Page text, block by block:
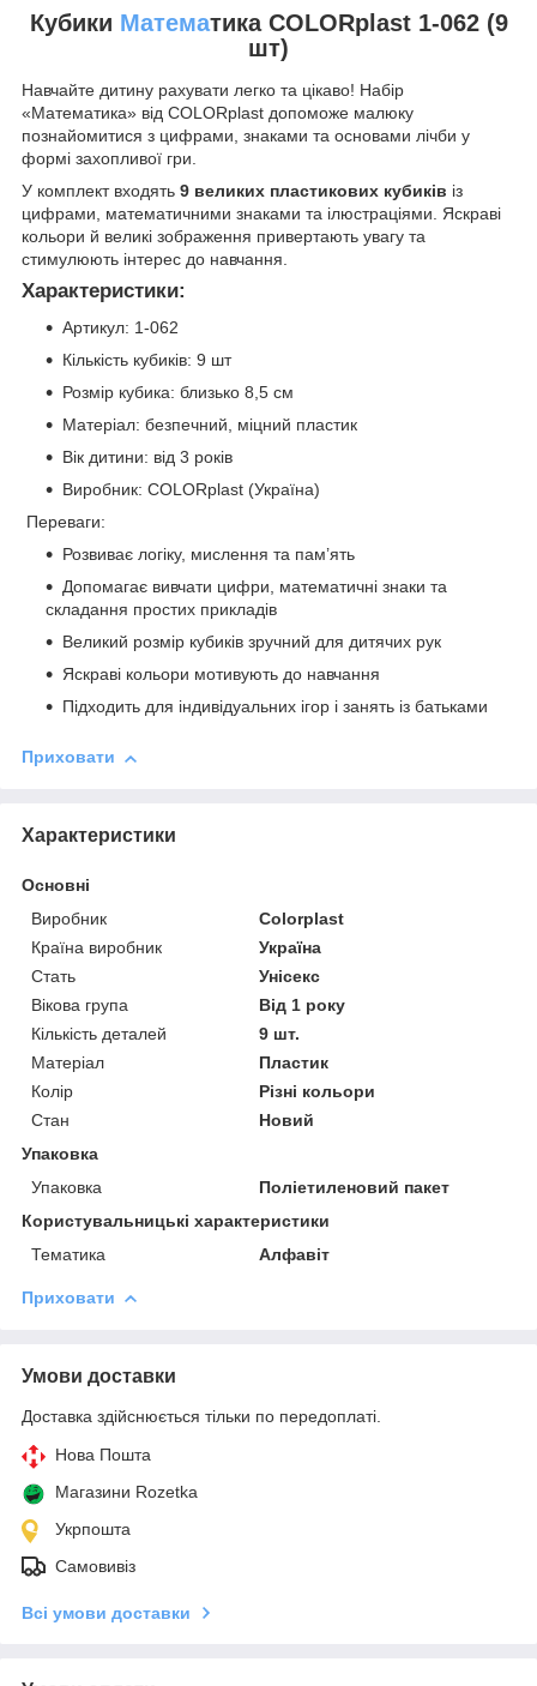
Кубики Математика COLORplast 1-062 (9
шт)
Навчайте дитину рахувати легко та цікаво! Набір
«Математика» від COLORplast допоможе малюку
познайомитися з цифрами, знаками та основами лічби у
формі захопливої гри.
У комплект входять 9 великих пластикових кубиків із
цифрами, математичними знаками та ілюстраціями. Яскраві
кольори й великі зображення привертають увагу та
стимулюють інтерес до навчання.
Характеристики:
Артикул: 1-062
Кількість кубиків: 9 шт
Розмір кубика: близько 8,5 см
Матеріал: безпечний, міцний пластик
Вік дитини: від 3 років
Виробник: COLORplast (Україна)
Переваги:
Розвиває логіку, мислення та пам’ять
Допомагає вивчати цифри, математичні знаки та
складання простих прикладів
Великий розмір кубиків зручний для дитячих рук
Яскраві кольори мотивують до навчання
Підходить для індивідуальних ігор і занять із батьками
Приховати
Характеристики
Основні
Виробник
Colorplast
Країна виробник
Україна
Стать
Унісекс
Вікова група
Від 1 року
Кількість деталей
9 шт.
Матеріал
Пластик
Колір
Різні кольори
Стан
Новий
Упаковка
Упаковка
Поліетиленовий пакет
Користувальницькі характеристики
Тематика
Алфавіт
Приховати
Умови доставки
Доставка здійснюється тільки по передоплаті.
Нова Пошта
Магазини Rozetka
Укрпошта
Самовивіз
Всі умови доставки